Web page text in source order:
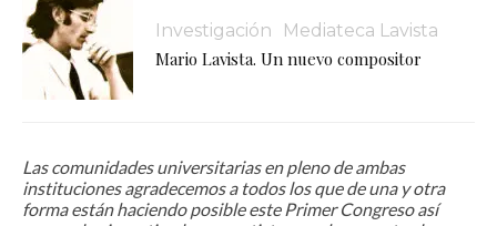
Investigación Mediateca Lavista
Mario Lavista. Un nuevo compositor
Las comunidades universitarias en pleno de ambas
instituciones agradecemos a todos los que de una y otra
forma están haciendo posible este Primer Congreso así